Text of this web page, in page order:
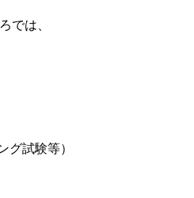
では、
試験等）